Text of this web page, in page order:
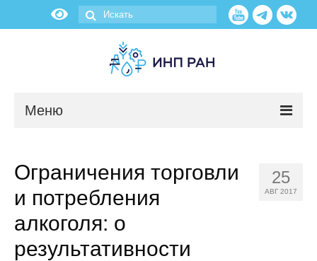
Меню
О нас
Об институте
Научные подразделения
25
АВГ 2017
Ограничения торговли
и потребления
алкоголя: о
результативности